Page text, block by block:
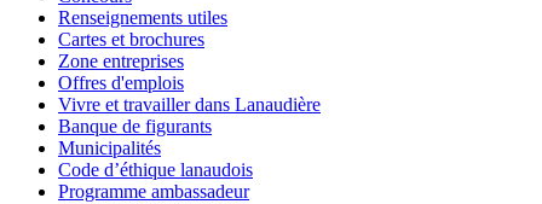
Renseignements utiles
Cartes et brochures
Zone entreprises
Offres d'emplois
Vivre et travailler dans Lanaudière
Banque de figurants
Municipalités
Code d’éthique lanaudois
Programme ambassadeur